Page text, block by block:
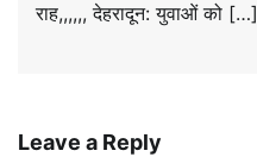
राह,,,,,, देहरादून: युवाओं को […]
Leave a Reply